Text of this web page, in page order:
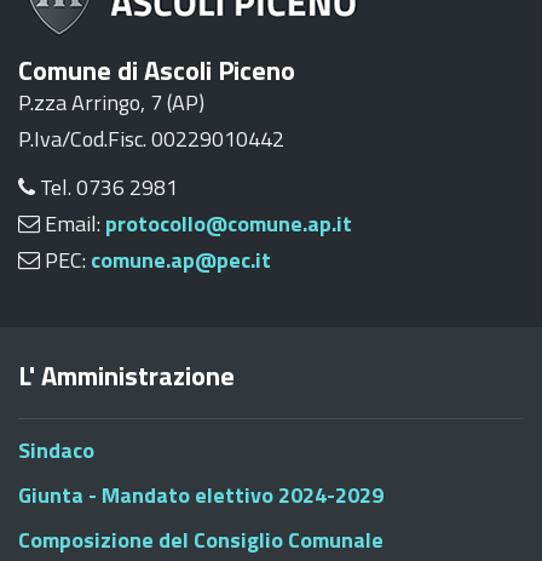
Comune di Ascoli Piceno
P.zza Arringo, 7 (AP)
P.Iva/Cod.Fisc. 00229010442
Tel. 0736 2981
Email: protocollo@comune.ap.it
PEC: comune.ap@pec.it
L' Amministrazione
Sindaco
Giunta - Mandato elettivo 2024-2029
Composizione del Consiglio Comunale